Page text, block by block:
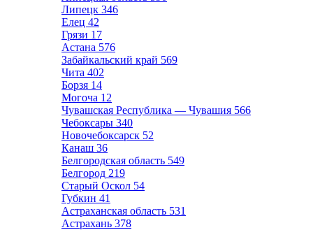
Липецк 346
Елец 42
Грязи 17
Астана 576
Забайкальский край 569
Чита 402
Борзя 14
Могоча 12
Чувашская Республика — Чувашия 566
Чебоксары 340
Новочебоксарск 52
Канаш 36
Белгородская область 549
Белгород 219
Старый Оскол 54
Губкин 41
Астраханская область 531
Астрахань 378